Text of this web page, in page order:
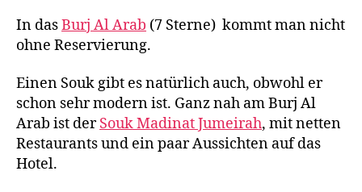
In dasBurj Al Arab (7 Sterne) kommt man nicht
ohne Reservierung.
Einen Souk gibt es natürlich auch, obwohl er
schon sehr modern ist. Ganz nah am Burj Al
Arab ist derSouk Madinat Jumeirah, mit netten
Restaurants und ein paar Aussichten auf das
Hotel.